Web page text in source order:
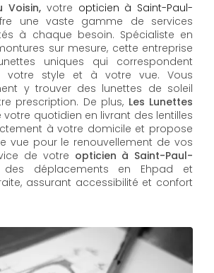
Voisin, votre opticien à Saint-Paul-
une vaste gamme de services
à chaque besoin. Spécialiste en
sur mesure, cette entreprise
uniques qui correspondent
votre style et à votre vue. Vous
y trouver des lunettes de soleil
prescription. De plus, Les Lunettes
votre quotidien en livrant des lentilles
à votre domicile et propose
vue pour le renouvellement de vos
de votre opticien à Saint-Paul-
déplacements en Ehpad et
assurant accessibilité et confort